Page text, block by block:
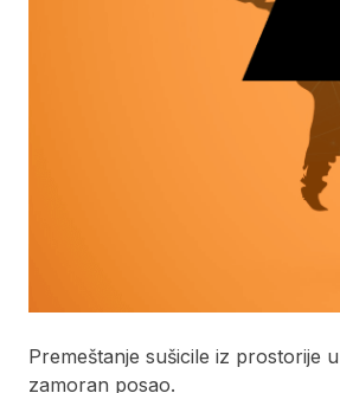
Premeštanje sušicile iz prostorije
zamoran posao.